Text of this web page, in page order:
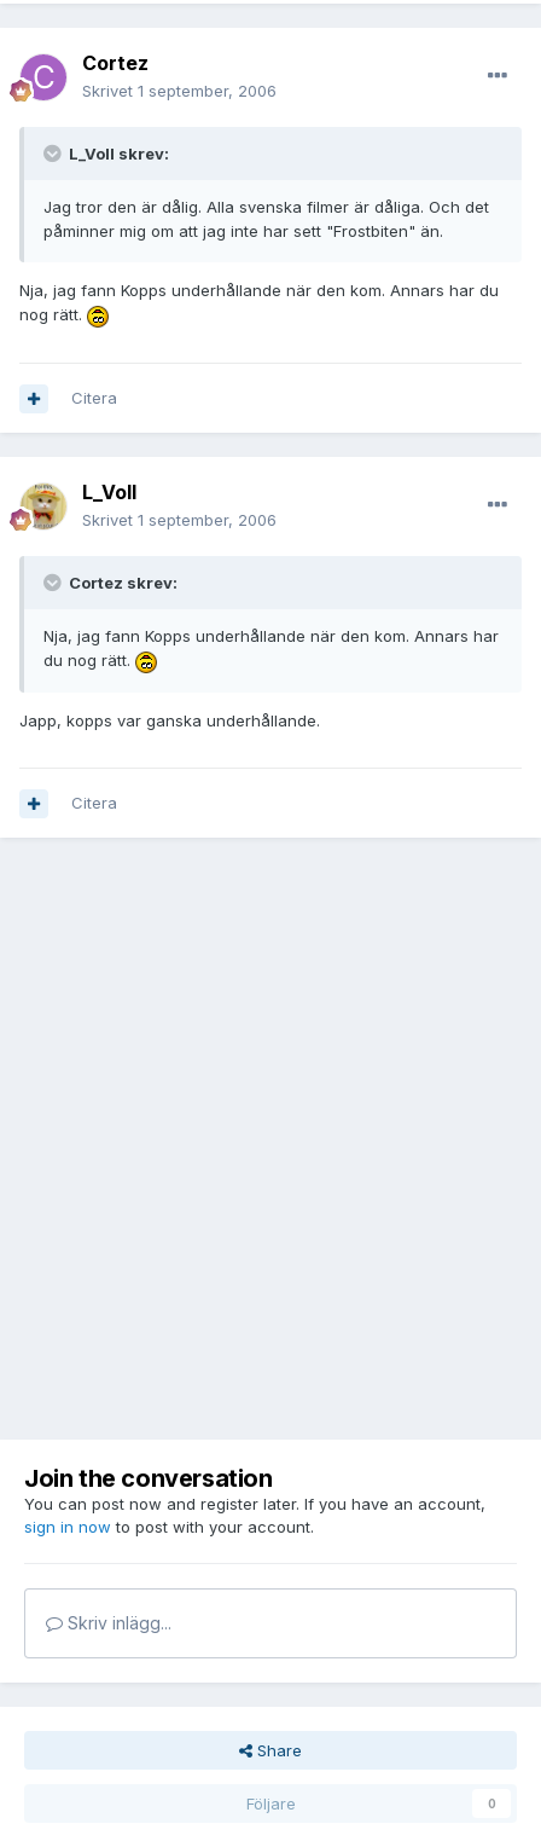
Cortez
Skrivet 1 september, 2006
L_Voll skrev:
Jag tror den är dålig. Alla svenska filmer är dåliga. Och det
påminner mig om att jag inte har sett "Frostbiten" än.
Nja, jag fann Kopps underhållande när den kom. Annars har du
nog rätt.
Citera
L_Voll
Skrivet 1 september, 2006
Cortez skrev:
Nja, jag fann Kopps underhållande när den kom. Annars har
du nog rätt.
Japp, kopps var ganska underhållande.
Citera
Join the conversation
You can post now and register later. If you have an account,
sign in now to post with your account.
Skriv inlägg...
Share
Följare 0